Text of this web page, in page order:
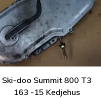
Ski-doo Summit 800 T3
163 -15 Kedjehus